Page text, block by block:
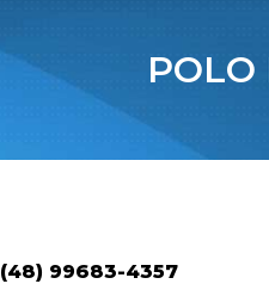
POLO
(48) 99683-4357